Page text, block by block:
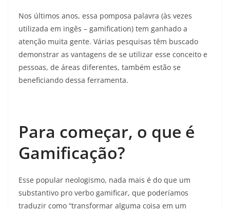
Nos últimos anos, essa pomposa palavra (às vezes
utilizada em ingês – gamification) tem ganhado a
atenção muita gente. Várias pesquisas têm buscado
demonstrar as vantagens de se utilizar esse conceito e
pessoas, de áreas diferentes, também estão se
beneficiando dessa ferramenta.
Para começar, o que é
Gamificação?
Esse popular neologismo, nada mais é do que um
substantivo pro verbo gamificar, que poderíamos
traduzir como “transformar alguma coisa em um